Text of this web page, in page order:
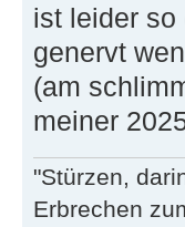
ist leider so
genervt
(am
meiner
"Stürzen,
Erbrechen